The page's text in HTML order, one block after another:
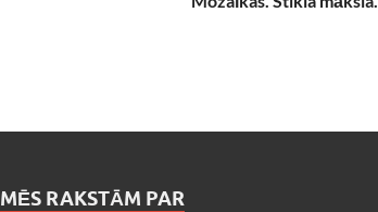
MĒS RAKSTĀM PAR